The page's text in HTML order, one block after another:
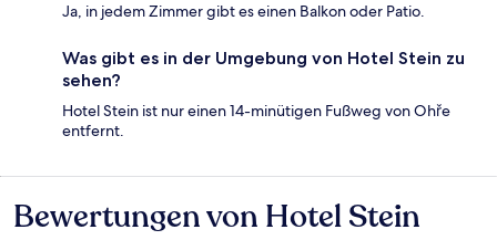
Ja, in jedem Zimmer gibt es einen Balkon oder Patio.
Was gibt es in der Umgebung von Hotel Stein zu
sehen?
Hotel Stein ist nur einen 14-minütigen Fußweg von Ohře
entfernt.
Bewertungen
Bewertungen von Hotel Stein